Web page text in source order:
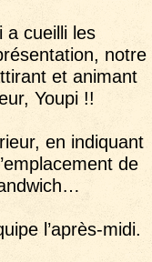
a cueilli les
notre
et animant
Youpi !!
en indiquant
de
l’après-midi.